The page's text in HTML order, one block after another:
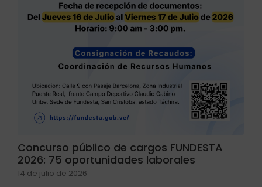
Concurso público de cargos FUNDESTA
2026: 75 oportunidades laborales
14 de julio de 2026